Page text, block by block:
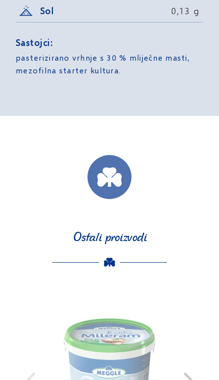
Sol 0,13 g
Sastojci:
pasterizirano vrhnje s 30 % mliječne masti,
mezofilna starter kultura.
Ostali proizvodi